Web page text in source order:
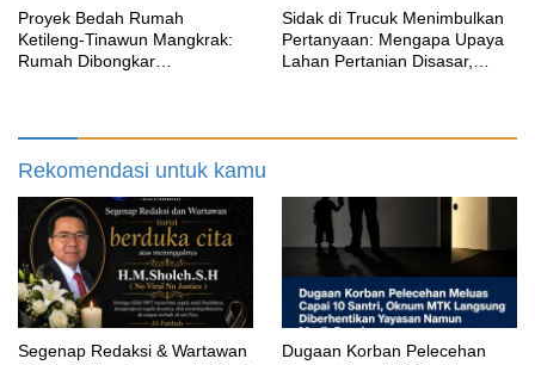
Proyek Bedah Rumah
Ketileng-Tinawun Mangkrak:
Rumah Dibongkar
‎Sidak di Trucuk Menimbulkan
Pertanyaan: Mengapa Upaya
Lahan Pertanian Disasar,
Rekomendasi untuk kamu
Segenap Redaksi & Wartawan
‎Dugaan Korban Pelecehan